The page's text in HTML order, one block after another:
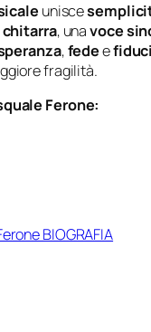
unisce
chitarra, unavoce
,fedee
fragilità.
Ferone:
BIOGRAFIA